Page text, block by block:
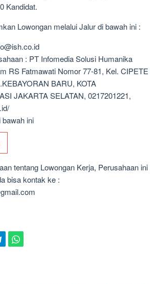
Kandidat.
Lowongan melalui Jalur di bawah ini :
: PT Infomedia Solusi Humanika
RS Fatmawati Nomor 77-81, Kel. CIPETE
BARU, KOTA
JAKARTA SELATAN, 0217201221,
bawah ini
tentang Lowongan Kerja, Perusahaan ini
bisa kontak ke :